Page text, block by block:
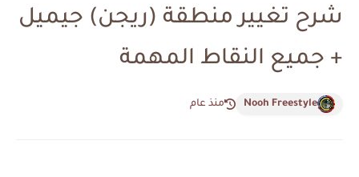
شرح تغيير منطقة (ريجن) جيميل
+ جميع النقاط المهمة
Nooh Freestyle منذ عام